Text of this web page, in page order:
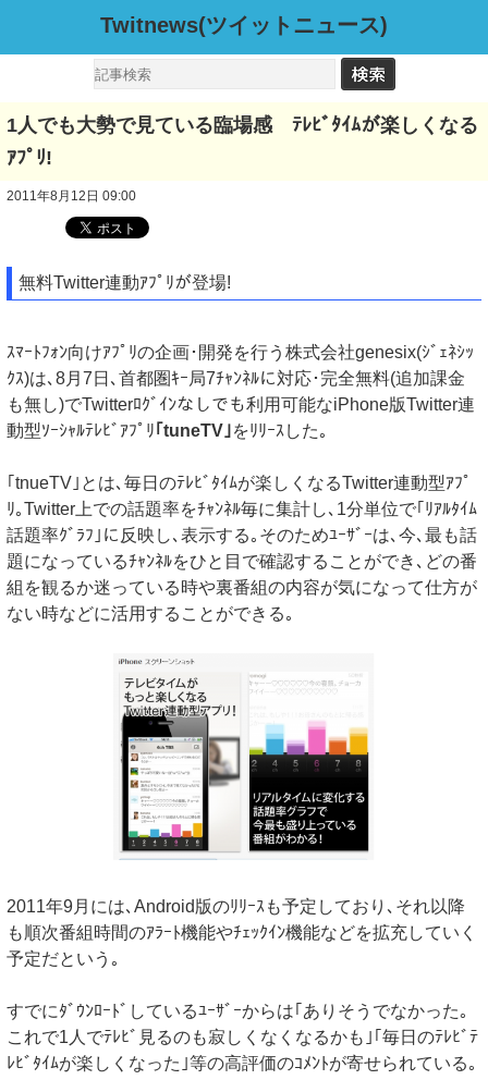
Twitnews(ツイットニュース)
1人でも大勢で見ている臨場感 ﾃﾚﾋﾞﾀｲﾑが楽しくなる
ｱﾌﾟﾘ!
2011年8月12日 09:00
無料Twitter連動ｱﾌﾟﾘが登場!
ｽﾏｰﾄﾌｫﾝ向けｱﾌﾟﾘの企画･開発を行う株式会社genesix(ｼﾞｪﾈｼｯ
ｸｽ)は､8月7日､首都圏ｷｰ局7ﾁｬﾝﾈﾙに対応･完全無料(追加課金
も無し)でTwitterﾛｸﾞｲﾝなしでも利用可能なiPhone版Twitter連
動型ｿｰｼｬﾙﾃﾚﾋﾞｱﾌﾟﾘ｢tuneTV｣をﾘﾘｰｽした｡
｢tnueTV｣とは､毎日のﾃﾚﾋﾞﾀｲﾑが楽しくなるTwitter連動型ｱﾌﾟ
ﾘ｡Twitter上での話題率をﾁｬﾝﾈﾙ毎に集計し､1分単位で｢ﾘｱﾙﾀｲﾑ
話題率ｸﾞﾗﾌ｣に反映し､表示する｡そのためﾕｰｻﾞｰは､今､最も話
題になっているﾁｬﾝﾈﾙをひと目で確認することができ､どの番
組を観るか迷っている時や裏番組の内容が気になって仕方が
ない時などに活用することができる｡
2011年9月には､Android版のﾘﾘｰｽも予定しており､それ以降
も順次番組時間のｱﾗｰﾄ機能やﾁｪｯｸｲﾝ機能などを拡充していく
予定だという｡
すでにﾀﾞｳﾝﾛｰﾄﾞしているﾕｰｻﾞｰからは｢ありそうでなかった｡
これで1人でﾃﾚﾋﾞ見るのも寂しくなくなるかも｣｢毎日のﾃﾚﾋﾞﾃ
ﾚﾋﾞﾀｲﾑが楽しくなった｣等の高評価のｺﾒﾝﾄが寄せられている｡